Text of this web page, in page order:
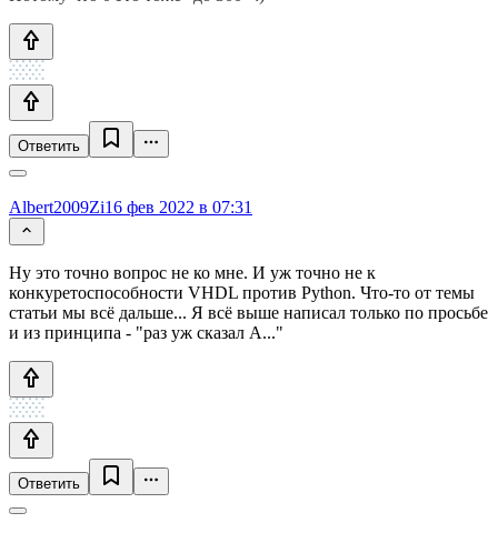
Ответить
Albert2009Zi16 фев 2022 в 07:31
Ну это точно вопрос не ко мне. И уж точно не к
конкуретоспособности VHDL против Python. Что-то от темы
статьи мы всё дальше... Я всё выше написал только по просьбе
и из принципа - "раз уж сказал А..."
Ответить